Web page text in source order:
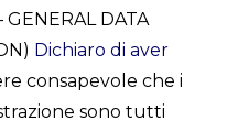
GENERAL DATA
Dichiaro di aver
consapevole che i
sono tutti